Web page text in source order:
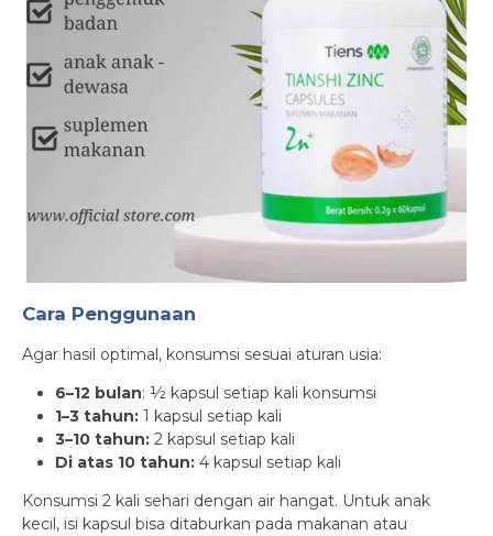
Cara Penggunaan
Agar hasil optimal, konsumsi sesuai aturan usia:
6–12 bulan: ½ kapsul setiap kali konsumsi
1–3 tahun: 1 kapsul setiap kali
3–10 tahun: 2 kapsul setiap kali
Di atas 10 tahun: 4 kapsul setiap kali
Konsumsi 2 kali sehari dengan air hangat. Untuk anak
kecil, isi kapsul bisa ditaburkan pada makanan atau